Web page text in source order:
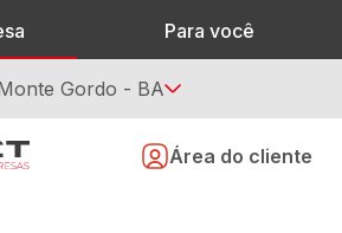
Para você
Gordo - BA
Área do cliente